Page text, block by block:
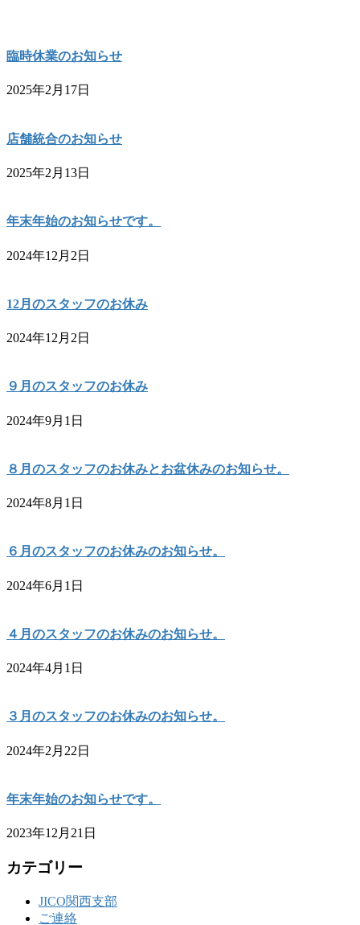
臨時休業のお知らせ
2025年2月17日
店舗統合のお知らせ
2025年2月13日
年末年始のお知らせです。
2024年12月2日
12月のスタッフのお休み
2024年12月2日
９月のスタッフのお休み
2024年9月1日
８月のスタッフのお休みとお盆休みのお知らせ。
2024年8月1日
６月のスタッフのお休みのお知らせ。
2024年6月1日
４月のスタッフのお休みのお知らせ。
2024年4月1日
３月のスタッフのお休みのお知らせ。
2024年2月22日
年末年始のお知らせです。
2023年12月21日
カテゴリー
JICO関西支部
ご連絡